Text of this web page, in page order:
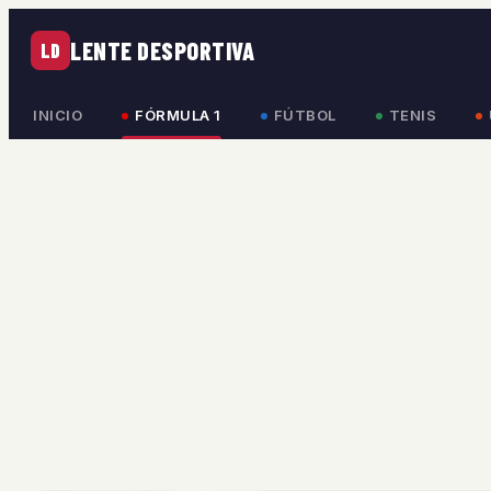
LD LENTE DESPORTIVA
INICIO FÓRMULA 1 FÚTBOL TENIS